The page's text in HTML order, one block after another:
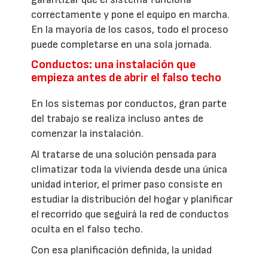
correctamente y pone el equipo en marcha.
En la mayoría de los casos, todo el proceso
puede completarse en una sola jornada.
Conductos: una instalación que
empieza antes de abrir el falso techo
En los sistemas por conductos, gran parte
del trabajo se realiza incluso antes de
comenzar la instalación.
Al tratarse de una solución pensada para
climatizar toda la vivienda desde una única
unidad interior, el primer paso consiste en
estudiar la distribución del hogar y planificar
el recorrido que seguirá la red de conductos
oculta en el falso techo.
Con esa planificación definida, la unidad